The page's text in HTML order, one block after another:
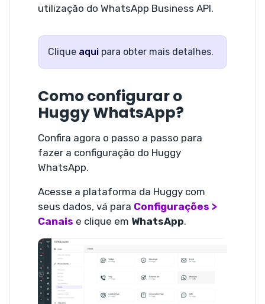
utilização do WhatsApp Business API.
Clique aqui para obter mais detalhes.
Como configurar o
Huggy WhatsApp?
Confira agora o passo a passo para
fazer a configuração do Huggy
WhatsApp.
Acesse a plataforma da Huggy com
seus dados, vá para Configurações >
Canais e clique em WhatsApp.